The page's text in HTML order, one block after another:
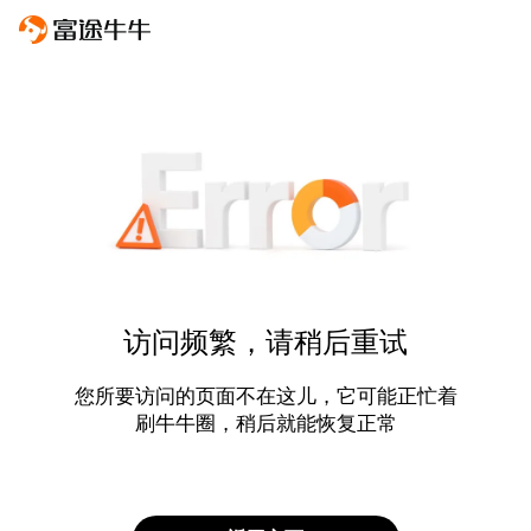
访问频繁，请稍后重试
您所要访问的页面不在这儿，它可能正忙着
刷牛牛圈，稍后就能恢复正常